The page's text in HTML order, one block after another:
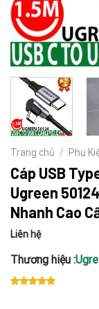
Trang chủ / Phụ
Cáp USB
Ugreen
Nhanh Cao
Liên hệ
Thương hiệu :